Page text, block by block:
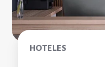
HOTELES